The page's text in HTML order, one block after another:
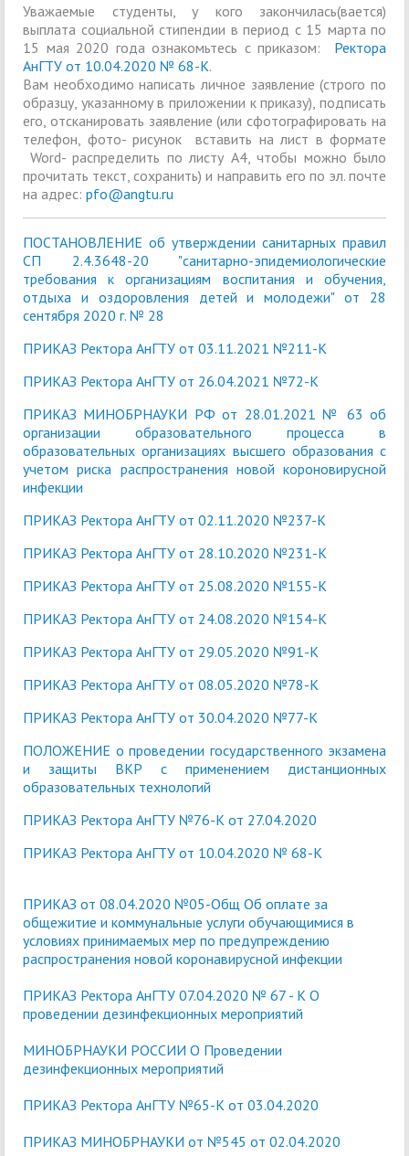
Уважаемые студенты, у кого закончилась(вается)
выплата социальной стипендии в период с 15 марта по
15 мая 2020 года ознакомьтесь с приказом:
Ректора
АнГТУ от 10.04.2020 № 68-К.
Вам необходимо написать личное заявление (строго по
образцу, указанному в приложении к приказу), подписать
его, отсканировать заявление (или сфотографировать на
телефон, фото- рисунок вставить на лист в формате
Word- распределить по листу А4, чтобы можно было
прочитать текст, сохранить) и направить его по эл. почте
на адрес: pfo@angtu.ru
ПОСТАНОВЛЕНИЕ об утверждении санитарных правил
СП 2.4.3648-20 "санитарно-эпидемиологические
требования к организациям воспитания и обучения,
отдыха и оздоровления детей и молодежи" от 28
сентября 2020 г. № 28
ПРИКАЗ Ректора АнГТУ от 03.11.2021 №211-К
ПРИКАЗ Ректора АнГТУ от 26.04.2021 №72-К
ПРИКАЗ МИНОБРНАУКИ РФ от 28.01.2021 № 63 об
организации образовательного процесса в
образовательных организациях высшего образования с
учетом риска распространения новой короновирусной
инфекции
ПРИКАЗ Ректора АнГТУ от 02.11.2020 №237-К
ПРИКАЗ Ректора АнГТУ от 28.10.2020 №231-К
ПРИКАЗ Ректора АнГТУ от 25.08.2020 №155-К
ПРИКАЗ Ректора АнГТУ от 24.08.2020 №154-К
ПРИКАЗ Ректора АнГТУ от 29.05.2020 №91-К
ПРИКАЗ Ректора АнГТУ от 08.05.2020 №78-К
ПРИКАЗ Ректора АнГТУ от 30.04.2020 №77-К
ПОЛОЖЕНИЕ о проведении государственного экзамена
и защиты ВКР с применением дистанционных
образовательных технологий
ПРИКАЗ Ректора АнГТУ №76-К от 27.04.2020
ПРИКАЗ Ректора АнГТУ от 10.04.2020 № 68-К
ПРИКАЗ от 08.04.2020 №05-Общ Об оплате за
общежитие и коммунальные услуги обучающимися в
условиях принимаемых мер по предупреждению
распространения новой коронавирусной инфекции
ПРИКАЗ Ректора АнГТУ 07.04.2020 № 67 - К О
проведении дезинфекционных мероприятий
МИНОБРНАУКИ РОССИИ О Проведении
дезинфекционных мероприятий
ПРИКАЗ Ректора АнГТУ №65-К от 03.04.2020
ПРИКАЗ МИНОБРНАУКИ от №545 от 02.04.2020